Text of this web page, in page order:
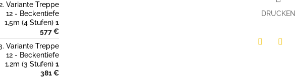
Variante Treppe
12 - Beckentiefe
1,5m (4 Stufen) 1
577 €
Variante Treppe
12 - Beckentiefe
1,2m (3 Stufen) 1
381 €
DRUCKEN